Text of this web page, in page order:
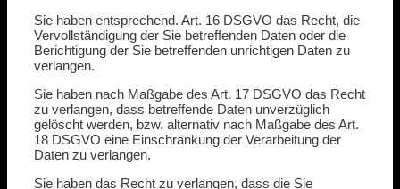
Sie haben entsprechend. Art. 16 DSGVO das Recht, die
Vervollständigung der Sie betreffenden Daten oder die
Berichtigung der Sie betreffenden unrichtigen Daten zu
verlangen.
Sie haben nach Maßgabe des Art. 17 DSGVO das Recht
zu verlangen, dass betreffende Daten unverzüglich
gelöscht werden, bzw. alternativ nach Maßgabe des Art.
18 DSGVO eine Einschränkung der Verarbeitung der
Daten zu verlangen.
Sie haben das Recht zu verlangen, dass die Sie